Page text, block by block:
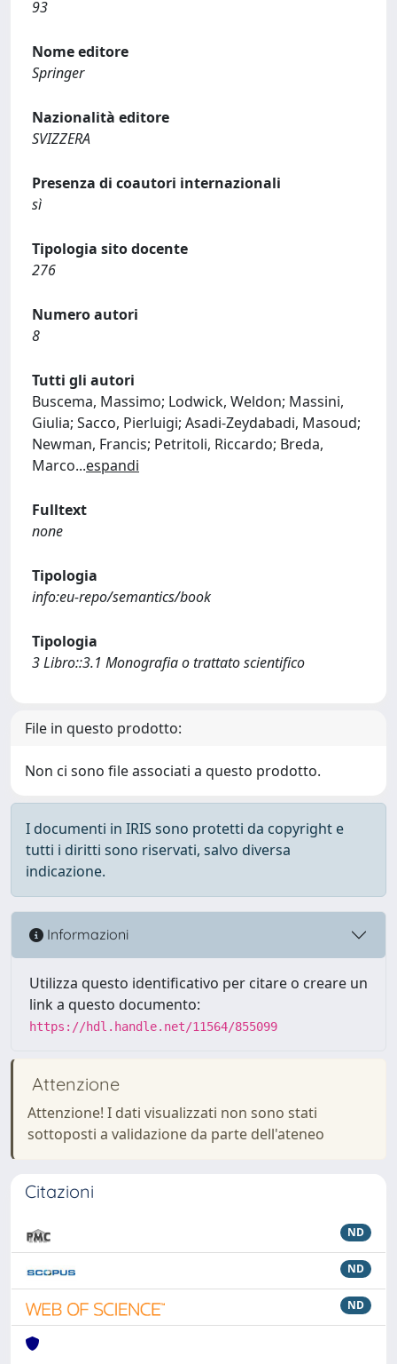
93
Nome editore
Springer
Nazionalità editore
SVIZZERA
Presenza di coautori internazionali
sì
Tipologia sito docente
276
Numero autori
8
Tutti gli autori
Buscema, Massimo; Lodwick, Weldon; Massini,
Giulia; Sacco, Pierluigi; Asadi-Zeydabadi, Masoud;
Newman, Francis; Petritoli, Riccardo; Breda,
Marco...espandi
Fulltext
none
Tipologia
info:eu-repo/semantics/book
Tipologia
3 Libro::3.1 Monografia o trattato scientifico
File in questo prodotto:
Non ci sono file associati a questo prodotto.
I documenti in IRIS sono protetti da copyright e
tutti i diritti sono riservati, salvo diversa
indicazione.
Informazioni
Utilizza questo identificativo per citare o creare un
link a questo documento:
https://hdl.handle.net/11564/855099
Attenzione
Attenzione! I dati visualizzati non sono stati
sottoposti a validazione da parte dell'ateneo
Citazioni
ND
ND
ND